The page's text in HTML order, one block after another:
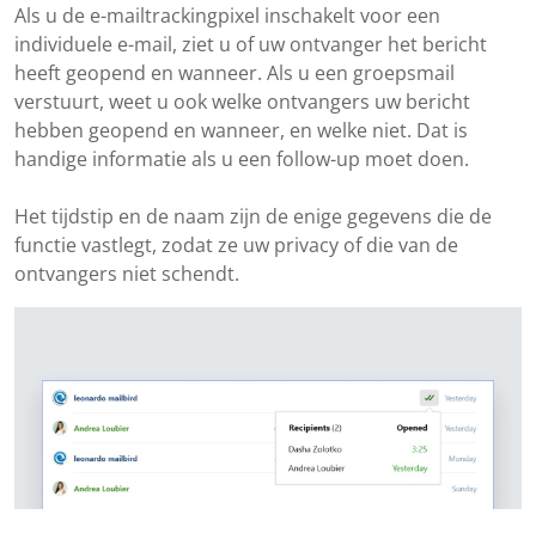
Als u de e-mailtrackingpixel inschakelt voor een
individuele e-mail, ziet u of uw ontvanger het bericht
heeft geopend en wanneer. Als u een groepsmail
verstuurt, weet u ook welke ontvangers uw bericht
hebben geopend en wanneer, en welke niet. Dat is
handige informatie als u een follow-up moet doen.
Het tijdstip en de naam zijn de enige gegevens die de
functie vastlegt, zodat ze uw privacy of die van de
ontvangers niet schendt.